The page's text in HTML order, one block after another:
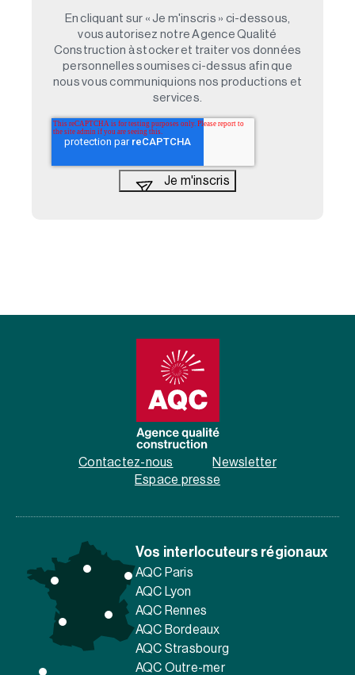
En cliquant sur « Je m'inscris » ci-dessous,
vous autorisez notre Agence Qualité
Construction à stocker et traiter vos données
personnelles soumises ci-dessus afin que
nous vous communiquions nos productions et
services.
Contactez-nous
Newsletter
Espace presse
Vos interlocuteurs régionaux
AQC Paris
AQC Lyon
AQC Rennes
AQC Bordeaux
AQC Strasbourg
AQC Outre-mer